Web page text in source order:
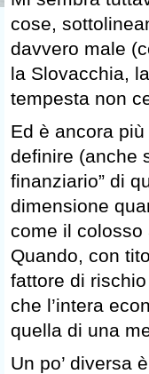
cose,
davvero male
la Slovacchia,
tempesta non
Ed è ancora
definire (anche
finanziario” di
dimensione
come il colosso
Quando, con
fattore di
che l’intera
quella di una
Un po’ diversa